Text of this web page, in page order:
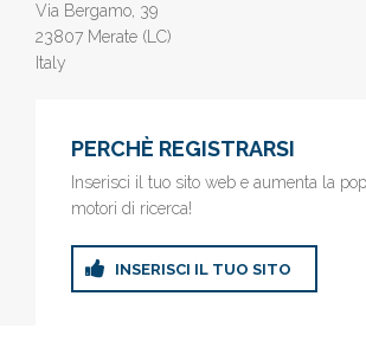
Via Bergamo, 39
23807 Merate (LC)
Italy
PERCHÈ REGISTRARSI
Inserisci il tuo sito web e aumenta la
motori di ricerca!
INSERISCI IL TUO SITO